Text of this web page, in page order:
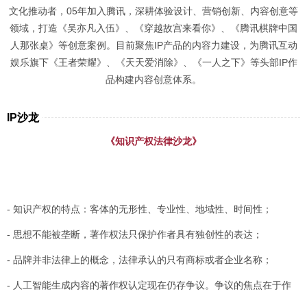
文化推动者，05年加入腾讯，深耕体验设计、营销创新、内容创意等
领域，打造《吴亦凡入伍》、《穿越故宫来看你》、《腾讯棋牌中国
人那张桌》等创意案例。目前聚焦IP产品的内容力建设，为腾讯互动
娱乐旗下《王者荣耀》、《天天爱消除》、《一人之下》等头部IP作
品构建内容创意体系。
IP沙龙
《知识产权法律沙龙》
- 知识产权的特点：客体的无形性、专业性、地域性、时间性；
- 思想不能被垄断，著作权法只保护作者具有独创性的表达；
- 品牌并非法律上的概念，法律承认的只有商标或者企业名称；
- 人工智能生成内容的著作权认定现在仍存争议。争议的焦点在于作